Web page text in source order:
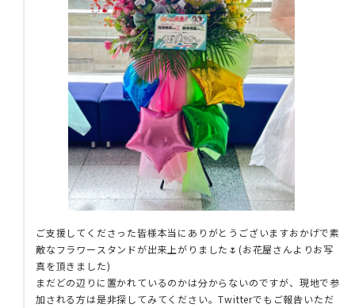
ご支援してくださった皆様本当にありがとうございますおかげで素
敵なフラワースタンドが出来上がりました🌷(お花屋さんよりお写
真を頂きました)
まだどの辺りに置かれているのかは分からないのですが、現地で参
加される方は是非探してみてください。Twitterでもご報告いただ